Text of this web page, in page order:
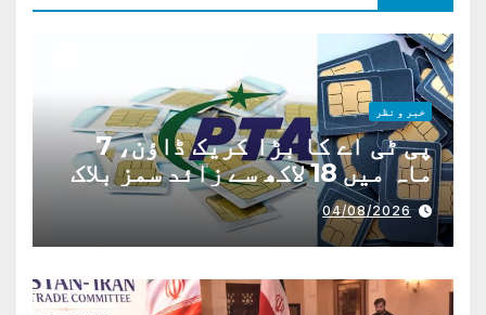
خبر و نظر
پی ٹی اے کا بڑا کریک ڈاؤن، 7
ماہ میں 18 لاکھ سے زائد سمز بلاک
04/08/2026